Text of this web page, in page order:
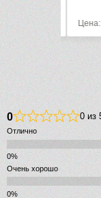
Цена:
0 0 из
Отлично
Очень хорошо